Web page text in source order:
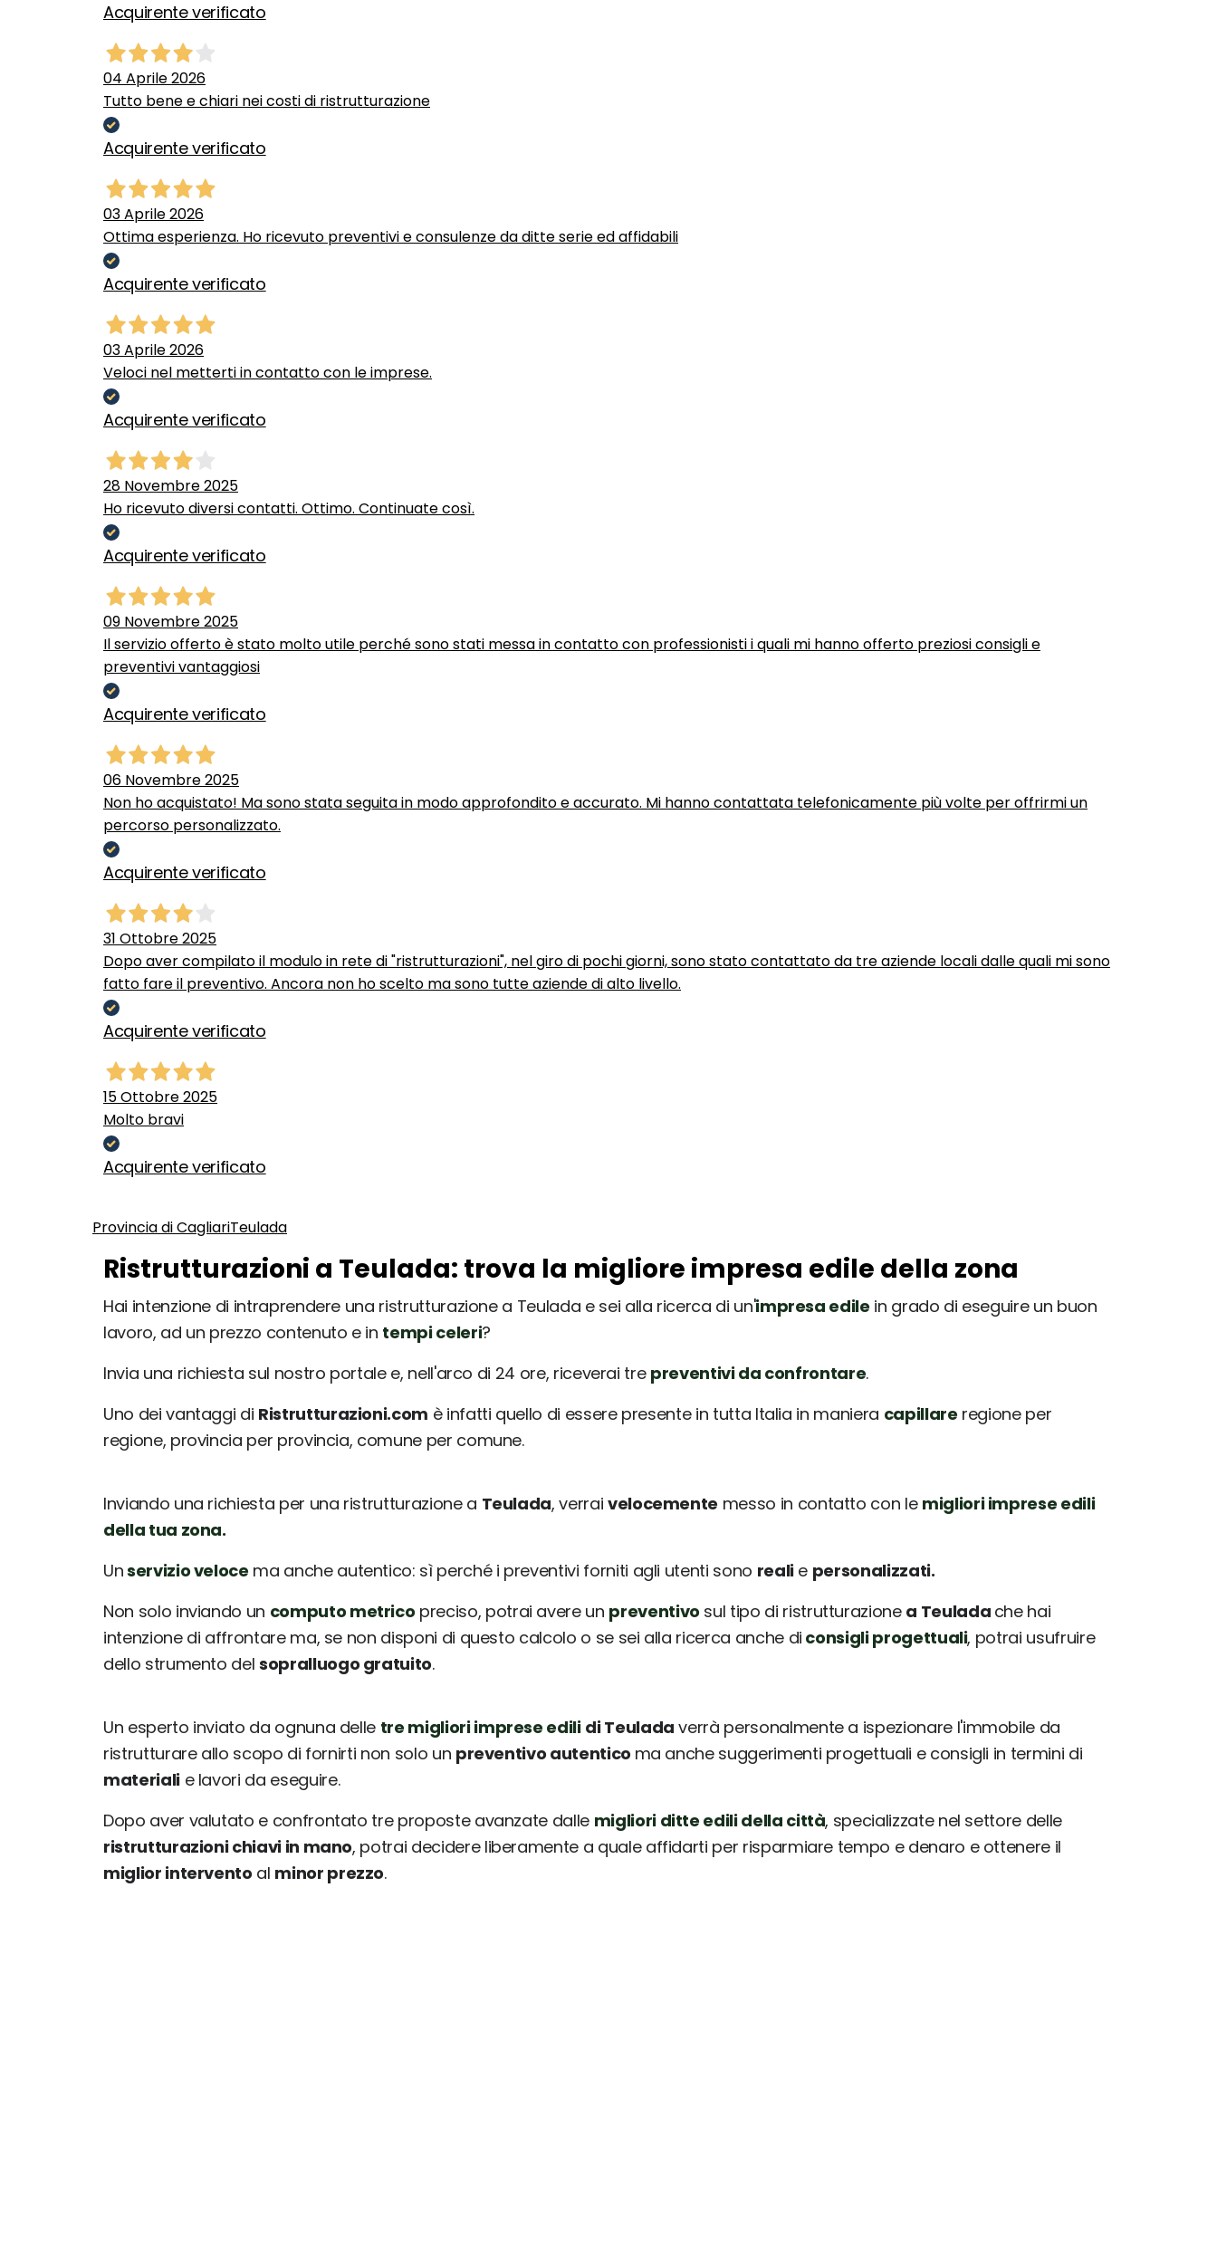
Acquirente verificato
04 Aprile 2026
Tutto bene e chiari nei costi di ristrutturazione
Acquirente verificato
03 Aprile 2026
Ottima esperienza. Ho ricevuto preventivi e consulenze da ditte serie ed affidabili
Acquirente verificato
03 Aprile 2026
Veloci nel metterti in contatto con le imprese.
Acquirente verificato
28 Novembre 2025
Ho ricevuto diversi contatti. Ottimo. Continuate così.
Acquirente verificato
09 Novembre 2025
Il servizio offerto è stato molto utile perché sono stati messa in contatto con professionisti i quali mi hanno offerto preziosi consigli e
preventivi vantaggiosi
Acquirente verificato
06 Novembre 2025
Non ho acquistato! Ma sono stata seguita in modo approfondito e accurato. Mi hanno contattata telefonicamente più volte per offrirmi un
percorso personalizzato.
Acquirente verificato
31 Ottobre 2025
Dopo aver compilato il modulo in rete di "ristrutturazioni", nel giro di pochi giorni, sono stato contattato da tre aziende locali dalle quali mi sono
fatto fare il preventivo. Ancora non ho scelto ma sono tutte aziende di alto livello.
Acquirente verificato
15 Ottobre 2025
Molto bravi
Acquirente verificato
Provincia di CagliariTeulada
Ristrutturazioni a Teulada: trova la migliore impresa edile della zona
Hai intenzione di intraprendere una ristrutturazione a Teulada e sei alla ricerca di un'impresa edile in grado di eseguire un buon
lavoro, ad un prezzo contenuto e in tempi celeri?
Invia una richiesta sul nostro portale e, nell'arco di 24 ore, riceverai tre preventivi da confrontare.
Uno dei vantaggi di Ristrutturazioni.com è infatti quello di essere presente in tutta Italia in maniera capillare regione per
regione, provincia per provincia, comune per comune.
Inviando una richiesta per una ristrutturazione a Teulada, verrai velocemente messo in contatto con le migliori imprese edili
della tua zona.
Unservizio veloce ma anche autentico: sì perché i preventivi forniti agli utenti sono realie personalizzati.
Non solo inviando un computo metrico preciso, potrai avere un preventivo sul tipo di ristrutturazione a Teulada che hai
intenzione di affrontare ma, se non disponi di questo calcolo o se sei alla ricerca anche di consigli progettuali, potrai usufruire
dello strumento del sopralluogo gratuito.
Un esperto inviato da ognuna delle tre migliori imprese edili di Teulada verrà personalmente a ispezionare l'immobile da
ristrutturare allo scopo di fornirti non solo un preventivo autentico ma anche suggerimenti progettuali e consigli in termini di
materialie lavori da eseguire.
Dopo aver valutato e confrontato tre proposte avanzate dalle migliori ditte edili della città, specializzate nel settore delle
ristrutturazioni chiavi in mano, potrai decidere liberamente a quale affidarti per risparmiare tempo e denaro e ottenere il
miglior intervento al minor prezzo.